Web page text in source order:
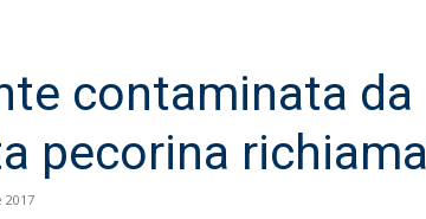
contaminata da
pecorina
2017